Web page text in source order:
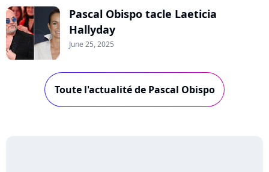
Pascal Obispo tacle Laeticia
Hallyday
June 25, 2025
Toute l'actualité de Pascal Obispo